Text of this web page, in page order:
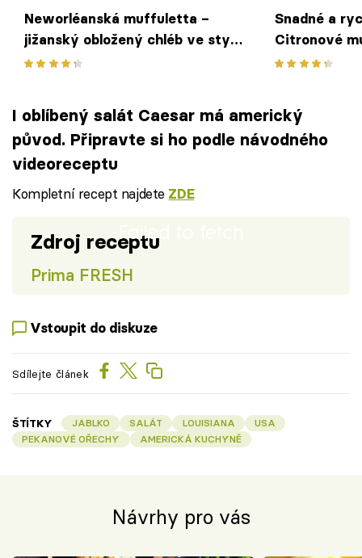
Neworléanská muffuletta –
jižanský obložený chléb ve stylu
zero waste
Snadné a
Citronové
I oblíbený salát Caesar má americký
původ. Připravte si ho podle návodného
videoreceptu
Kompletní recept najdete ZDE
Failed to fetch
Zdroj receptu
Prima FRESH
Vstoupit do diskuze
Sdílejte článek
ŠTÍTKY JABLKO SALÁT LOUISIANA
USA
PEKANOVÉ OŘECHY
AMERICKÁ KUCHYNĚ
Návrhy pro vás